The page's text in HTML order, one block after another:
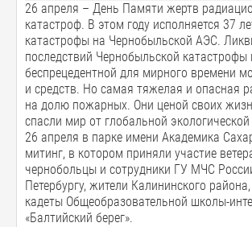
26 апреля – День Памяти жертв
катастроф. В этом году исполняется 37
катастрофы на Чернобыльской АЭС.
последствий Чернобыльской катастрофы
беспрецедентной для мирного времени
и средств. Но самая тяжелая и опасная
на долю пожарных. Они ценой своих
спасли мир от глобальной
26 апреля в парке имени Академика
митинг, в котором приняли участие
чернобольцы и сотрудники ГУ МЧС
Петербургу, жители Калининского
кадеты Общеобразовательной школы-
«Балтийский берег».